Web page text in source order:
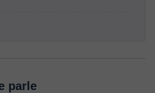
parle